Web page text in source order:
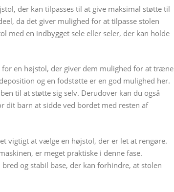
der kan tilpasses til at give maksimal støtte til
da det giver mulighed for at tilpasse stolen
med en indbygget sele eller seler, der kan holde
en højstol, der giver dem mulighed for at træne
og en fodstøtte er en god mulighed her.
til at støtte sig selv. Derudover kan du også
dit barn at sidde ved bordet med resten af
vigtigt at vælge en højstol, der er let at rengøre.
er meget praktiske i denne fase.
og stabil base, der kan forhindre, at stolen